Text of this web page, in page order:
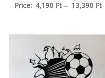
Price: 4,190 Ft – 13,390 Ft